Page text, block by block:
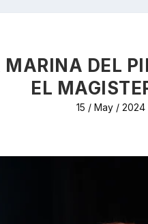
DEL
EL
15 / May / 2024